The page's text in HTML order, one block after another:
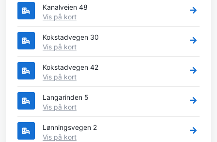
Kanalveien 48
Vis på kort
Kokstadvegen 30
Vis på kort
Kokstadvegen 42
Vis på kort
Langarinden 5
Vis på kort
Lønningsvegen 2
Vis på kort